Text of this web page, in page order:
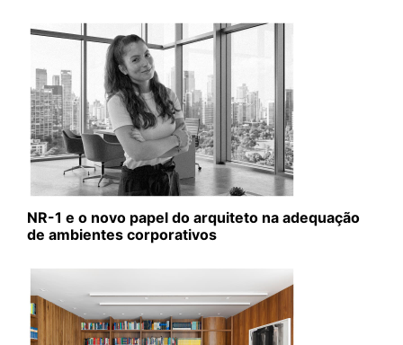
NR-1 e o novo papel do arquiteto na adequação
de ambientes corporativos